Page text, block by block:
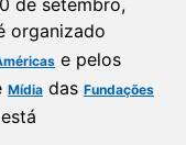
organizado
e pelos
Mídia das Fundações